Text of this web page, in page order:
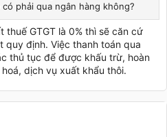
phải qua ngân hàng không?
GTGT là 0% thì sẽ căn cứ
quy định. Việc thanh toán qua
thủ tục để được khấu trừ, hoàn
dịch vụ xuất khẩu thôi.